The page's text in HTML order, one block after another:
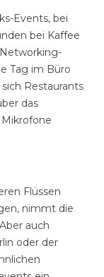
Events, bei
bei Kaffee
Tag im Büro
Restaurants
das
Flüssen
nimmt die
auch
oder der